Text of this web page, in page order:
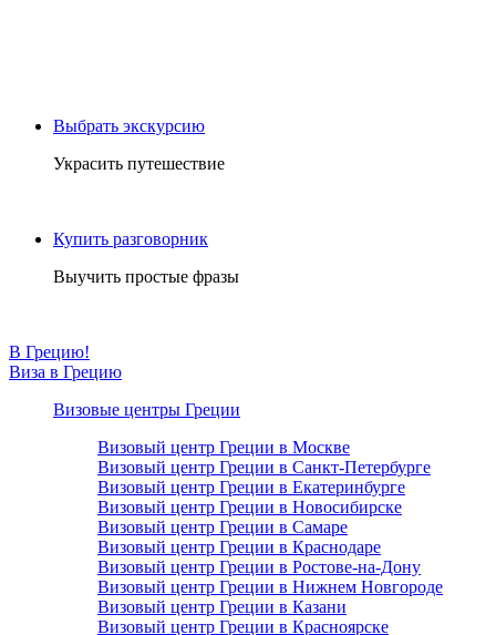
Выбрать экскурсию
Украсить путешествие
Купить разговорник
Выучить простые фразы
В Грецию!
Виза в Грецию
Визовые центры Греции
Визовый центр Греции в Москве
Визовый центр Греции в Санкт-Петербурге
Визовый центр Греции в Екатеринбурге
Визовый центр Греции в Новосибирске
Визовый центр Греции в Самаре
Визовый центр Греции в Краснодаре
Визовый центр Греции в Ростове-на-Дону
Визовый центр Греции в Нижнем Новгороде
Визовый центр Греции в Казани
Визовый центр Греции в Красноярске